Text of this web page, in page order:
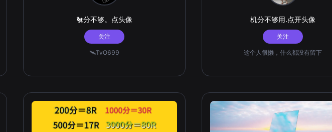
🐔分不够。点头像
关注
🛰️TvO699
机分不够用.点开头像
关注
这个人很懒，什么都没有留下